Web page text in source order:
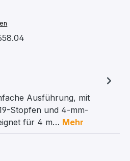
Ausführung, mit
Stopfen und 4-mm-
für 4 m… Mehr